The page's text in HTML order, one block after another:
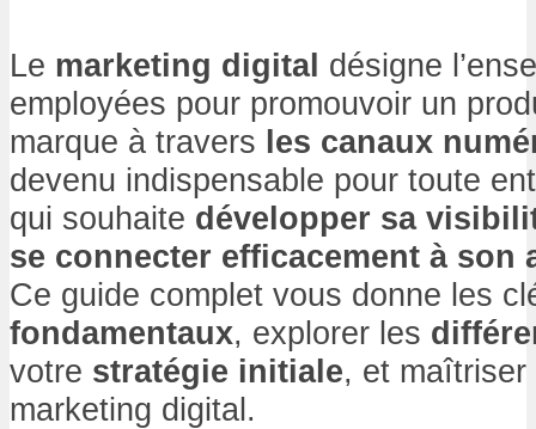
Le marketing digital désigne
employées pour promouvoir un
marque à travers les canaux
devenu indispensable pour toute
qui souhaite développer sa
se connecter efficacement à son
Ce guide complet vous donne les
fondamentaux, explorer les
votre stratégie initiale, et
marketing digital.